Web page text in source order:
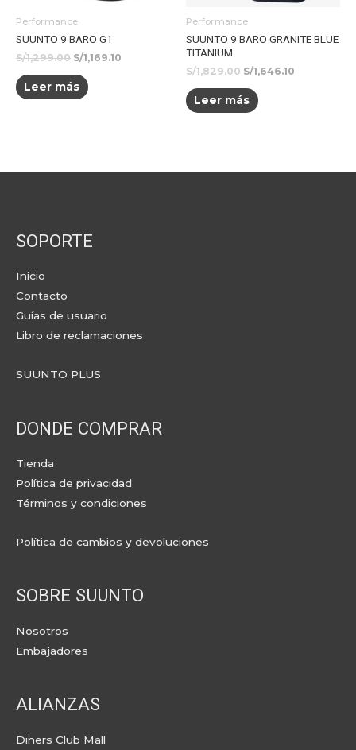
Performance
SUUNTO 9 BARO G1
S/1,299.00 S/1,169.10
Leer más
Performance
SUUNTO 9 BARO GRANITE BLUE
TITANIUM
S/1,829.00 S/1,646.10
Leer más
SOPORTE
Inicio
Contacto
Guías de usuario
Libro de reclamaciones
SUUNTO PLUS
DONDE COMPRAR
Tienda
Política de privacidad
Términos y condiciones
Política de cambios y devoluciones
SOBRE SUUNTO
Nosotros
Embajadores
ALIANZAS
Diners Club Mall